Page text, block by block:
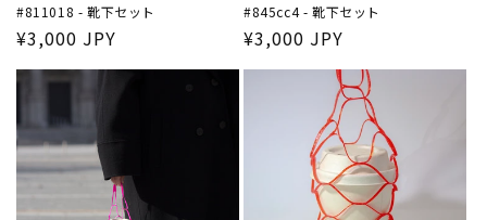
#811018 - 靴下セット
通
常
価
¥3,000 JPY
#845cc4 - 靴下セット
通
常
¥3,000 JPY